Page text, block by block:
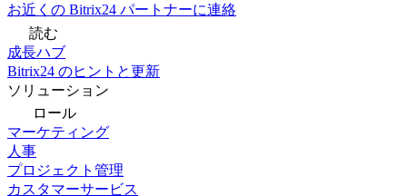
お近くの Bitrix24 パートナーに連絡
読む
成長ハブ
Bitrix24 のヒントと更新
ソリューション
ロール
マーケティング
人事
プロジェクト管理
カスタマーサービス